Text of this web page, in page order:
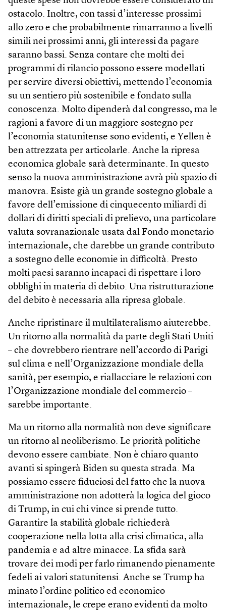
ostacolo. Inoltre, con tassi d’interesse prossimi
allo zero e che probabilmente rimarranno a livelli
simili nei prossimi anni, gli interessi da pagare
saranno bassi. Senza contare che molti dei
programmi di rilancio possono essere modellati
per servire diversi obiettivi, mettendo l’economia
su un sentiero più sostenibile e fondato sulla
conoscenza. Molto dipenderà dal congresso, ma le
ragioni a favore di un maggiore sostegno per
l’economia statunitense sono evidenti, e Yellen è
ben attrezzata per articolarle. Anche la ripresa
economica globale sarà determinante. In questo
senso la nuova amministrazione avrà più spazio di
manovra. Esiste già un grande sostegno globale a
favore dell’emissione di cinquecento miliardi di
dollari di diritti speciali di prelievo, una particolare
valuta sovranazionale usata dal Fondo monetario
internazionale, che darebbe un grande contributo
a sostegno delle economie in difficoltà. Presto
molti paesi saranno incapaci di rispettare i loro
obblighi in materia di debito. Una ristrutturazione
del debito è necessaria alla ripresa globale.
Anche ripristinare il multilateralismo aiuterebbe.
Un ritorno alla normalità da parte degli Stati Uniti
– che dovrebbero rientrare nell’accordo di Parigi
sul clima e nell’Organizzazione mondiale della
sanità, per esempio, e riallacciare le relazioni con
l’Organizzazione mondiale del commercio –
sarebbe importante.
Ma un ritorno alla normalità non deve significare
un ritorno al neoliberismo. Le priorità politiche
devono essere cambiate. Non è chiaro quanto
avanti si spingerà Biden su questa strada. Ma
possiamo essere fiduciosi del fatto che la nuova
amministrazione non adotterà la logica del gioco
di Trump, in cui chi vince si prende tutto.
Garantire la stabilità globale richiederà
cooperazione nella lotta alla crisi climatica, alla
pandemia e ad altre minacce. La sfida sarà
trovare dei modi per farlo rimanendo pienamente
fedeli ai valori statunitensi. Anche se Trump ha
minato l’ordine politico ed economico
internazionale, le crepe erano evidenti da molto